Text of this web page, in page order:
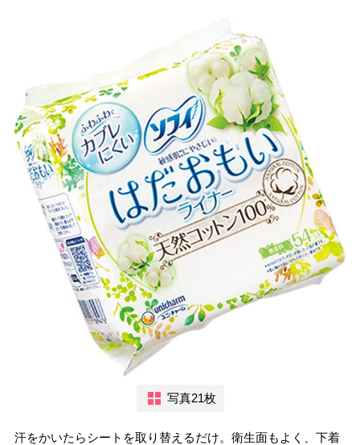
写真21枚
汗をかいたらシートを取り替えるだけ。衛生面もよく、下着